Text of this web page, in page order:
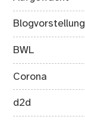
Blogvorstellung
BWL
Corona
d2d